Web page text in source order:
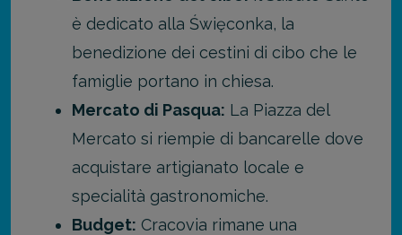
è dedicato alla Święconka, la
benedizione dei cestini di cibo che le
famiglie portano in chiesa.
Mercato di Pasqua: La Piazza del
Mercato si riempie di bancarelle dove
acquistare artigianato locale e
specialità gastronomiche.
Budget: Cracovia rimane una